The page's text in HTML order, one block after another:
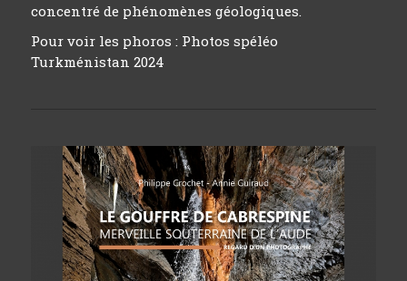
concentré de phénomènes géologiques.
Pour voir les phoros : Photos spéléo
Turkménistan 2024